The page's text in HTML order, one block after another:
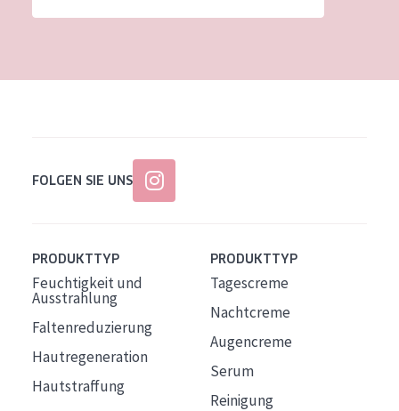
FOLGEN SIE UNS
PRODUKTTYP
Feuchtigkeit und
Ausstrahlung
Faltenreduzierung
Hautregeneration
Hautstraffung
PRODUKTTYP
Tagescreme
Nachtcreme
Augencreme
Serum
Reinigung